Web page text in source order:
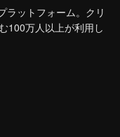
ラットフォーム。クリ
100万人以上が利用し